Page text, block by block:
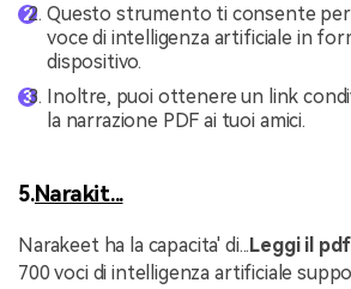
Questo strumento ti consente
voce di intelligenza artificiale in
dispositivo.
Inoltre, puoi ottenere un link
la narrazione PDF ai tuoi amici.
5.Narakit...
Narakeet ha la capacita' di...Leggi il
700 voci di intelligenza artificiale